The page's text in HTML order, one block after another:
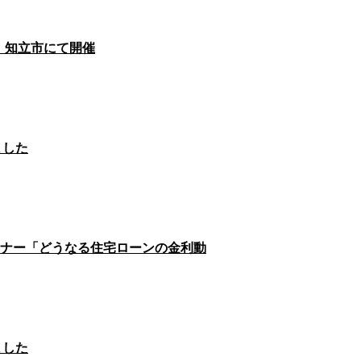
知立市にて開催
た
ー「どうなる住宅ローンの金利動
た